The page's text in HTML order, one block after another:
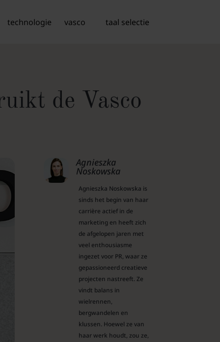
taal selectie
technologie vasco
de Vasco
Agnieszka
Noskowska
Agnieszka Noskowska is
sinds het begin van haar
carrière actief in de
marketing en heeft zich
de afgelopen jaren met
veel enthousiasme
ingezet voor PR, waar ze
gepassioneerd creatieve
projecten nastreeft. Ze
vindt balans in
wielrennen,
bergwandelen en
klussen. Hoewel ze van
haar werk houdt, zou ze,